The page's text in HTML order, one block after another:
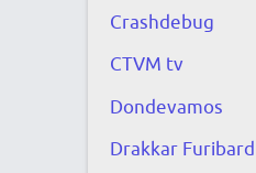
Crashdebug
CTVM tv
Dondevamos
Drakkar Furibard